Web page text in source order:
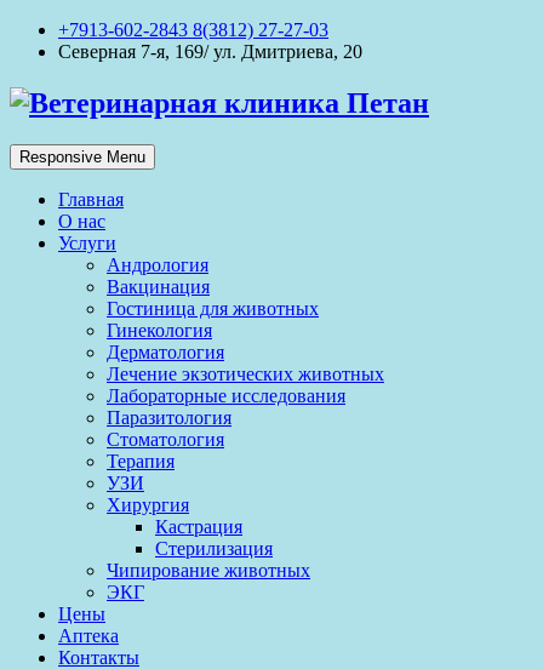
+7913-602-2843 8(3812) 27-27-03
Северная 7-я, 169/ ул. Дмитриева, 20
Responsive Menu
Главная
О нас
Услуги
Андрология
Вакцинация
Гостиница для животных
Гинекология
Дерматология
Лечение экзотических животных
Лабораторные исследования
Паразитология
Стоматология
Терапия
УЗИ
Хирургия
Кастрация
Стерилизация
Чипирование животных
ЭКГ
Цены
Аптека
Контакты